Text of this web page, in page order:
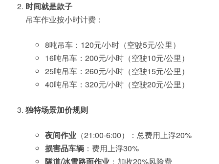
时间就是款子
吊车作业按小时计费：
8吨吊车：120元/小时（空驶5元/公里）
16吨吊车：200元/小时（空驶10元/公里）
25吨吊车：260元/小时（空驶15元/公里）
40吨吊车：320元/小时（空驶20元/公里）
独特场景加价规则
夜间作业 （21:00-6:00）：总费用上浮20%
损害品车辆 ：费用上浮30%
隧道/冰雪路面作业 ：加收20%风险费